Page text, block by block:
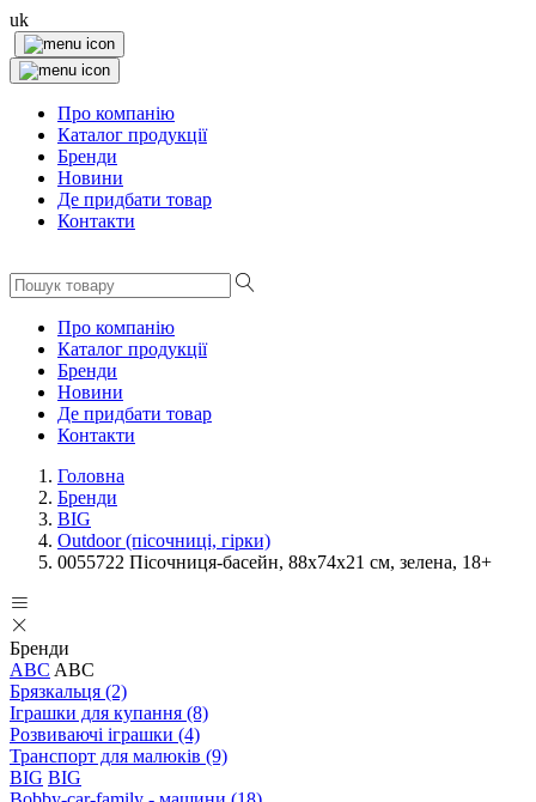
uk
Про компанію
Каталог продукції
Бренди
Новини
Де придбати товар
Контакти
Про компанію
Каталог продукції
Бренди
Новини
Де придбати товар
Контакти
Головна
Бренди
BIG
Outdoor (пісочниці, гірки)
0055722 Пісочниця-басейн, 88х74х21 см, зелена, 18+
Бренди
ABC ABC
Брязкальця (2)
Іграшки для купання (8)
Розвиваючі іграшки (4)
Транспорт для малюків (9)
BIG BIG